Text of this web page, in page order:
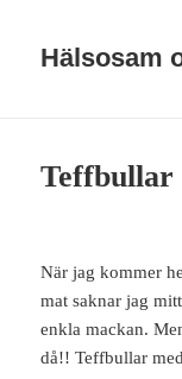
Hälsosam
Teffbullar
När jag kommer
mat saknar jag
enkla mackan.
då!! Teffbullar